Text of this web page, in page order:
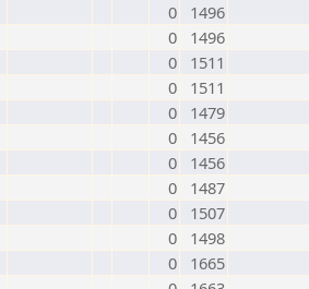
0
1496
0
1496
0
1511
0
1511
0
1479
0
1456
0
1456
0
1487
0
1507
0
1498
0
1665